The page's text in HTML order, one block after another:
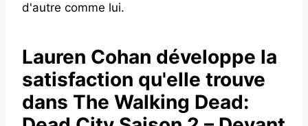
d'autre comme lui.
Lauren Cohan développe la
satisfaction qu'elle trouve
dans The Walking Dead: